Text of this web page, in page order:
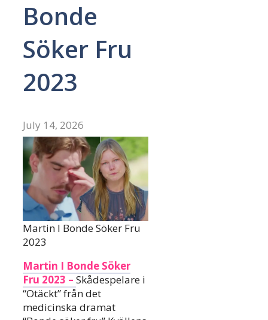
Bonde
Söker Fru
2023
July 14, 2026
Martin I Bonde Söker Fru
2023
Martin I Bonde Söker
Fru 2023 – Skådespelare i
“Otäckt” från det
medicinska dramat